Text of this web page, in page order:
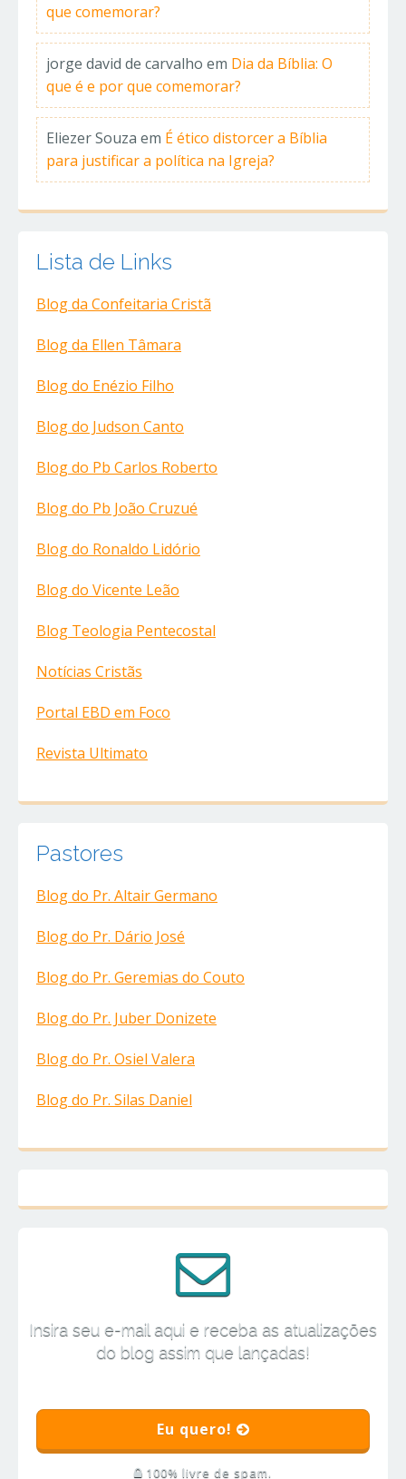
que comemorar?
jorge david de carvalho em Dia da Bíblia: O
que é e por que comemorar?
Eliezer Souza em É ético distorcer a Bíblia
para justificar a política na Igreja?
Lista de Links
Blog da Confeitaria Cristã
Blog da Ellen Tâmara
Blog do Enézio Filho
Blog do Judson Canto
Blog do Pb Carlos Roberto
Blog do Pb João Cruzué
Blog do Ronaldo Lidório
Blog do Vicente Leão
Blog Teologia Pentecostal
Notícias Cristãs
Portal EBD em Foco
Revista Ultimato
Pastores
Blog do Pr. Altair Germano
Blog do Pr. Dário José
Blog do Pr. Geremias do Couto
Blog do Pr. Juber Donizete
Blog do Pr. Osiel Valera
Blog do Pr. Silas Daniel
Insira seu e-mail aqui e receba as atualizações
do blog assim que lançadas!
Eu quero!
100% livre de spam.